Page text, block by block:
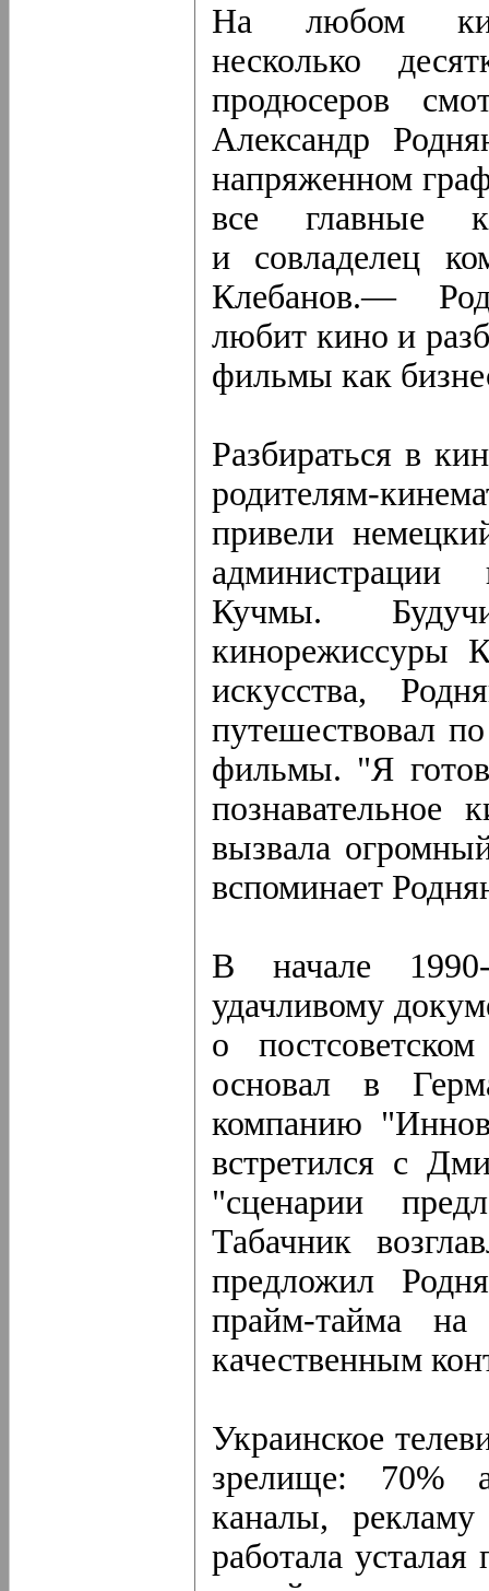
На любом
несколько
продюсеров
Александр
напряженном
все главные
и совладелец
Клебанов.—
любит кино и
фильмы как
Разбираться в
родителям-
привели
Кучмы.
кинорежиссуры
искусства,
путешествовал
фильмы. "Я
познавательное
вызвала
вспоминает
В начале
удачливому
о
основал в
компанию
встретился с
"сценарии
Табачник
предложил
прайм-тайма на
качественным
Украинское
зрелище: 70%
каналы,
работала